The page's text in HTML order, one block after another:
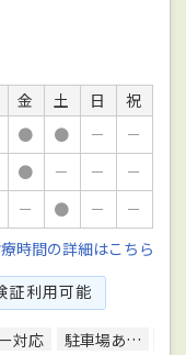
金 土 日
祝
● ● －
－
● － －
－
－ ● －
－
時間の詳細はこちら
証利用可能
対応 駐車場あり